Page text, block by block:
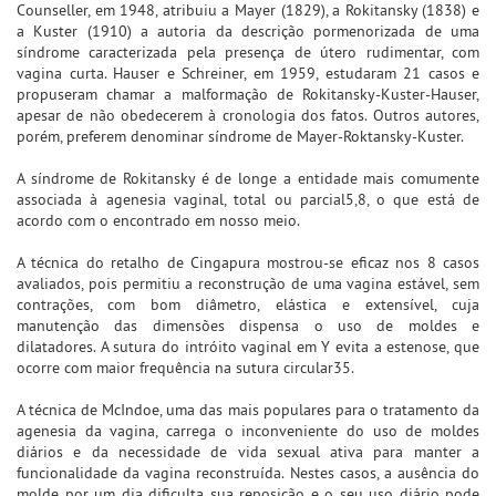
Counseller, em 1948, atribuiu a Mayer (1829), a Rokitansky (1838) e
a Kuster (1910) a autoria da descrição pormenorizada de uma
síndrome caracterizada pela presença de útero rudimentar, com
vagina curta. Hauser e Schreiner, em 1959, estudaram 21 casos e
propuseram chamar a malformação de Rokitansky-Kuster-Hauser,
apesar de não obedecerem à cronologia dos fatos. Outros autores,
porém, preferem denominar síndrome de Mayer-Roktansky-Kuster.
A síndrome de Rokitansky é de longe a entidade mais comumente
associada à agenesia vaginal, total ou parcial5,8, o que está de
acordo com o encontrado em nosso meio.
A técnica do retalho de Cingapura mostrou-se eficaz nos 8 casos
avaliados, pois permitiu a reconstrução de uma vagina estável, sem
contrações, com bom diâmetro, elástica e extensível, cuja
manutenção das dimensões dispensa o uso de moldes e
dilatadores. A sutura do intróito vaginal em Y evita a estenose, que
ocorre com maior frequência na sutura circular35.
A técnica de McIndoe, uma das mais populares para o tratamento da
agenesia da vagina, carrega o inconveniente do uso de moldes
diários e da necessidade de vida sexual ativa para manter a
funcionalidade da vagina reconstruída. Nestes casos, a ausência do